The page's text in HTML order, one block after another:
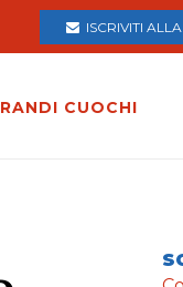
ISCRIVITI
CUOCHI